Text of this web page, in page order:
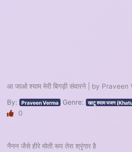
आ जाओ श्याम मेरी बिगड़ी संवारने | by Praveen
By: Praveen Verma Genre: खाटू श्याम भजन
0
नैनन जैसे हीरे मोती रूप तेरा श्रृंगार है